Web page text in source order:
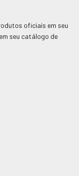
oficiais em seu
seu catálogo de